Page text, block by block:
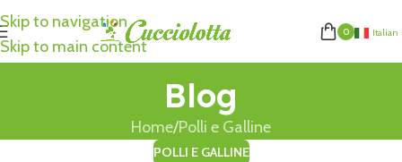
Skip to navigation
Skip to main content
0 Italian
Blog
Home Polli e Galline
POLLI E GALLINE